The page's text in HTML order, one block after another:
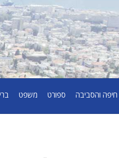
והסביבה ספורט משפט